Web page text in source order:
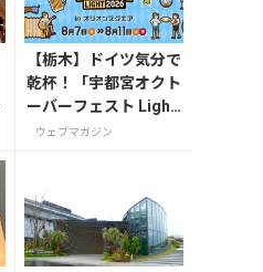
【栃木】ドイツ気分で
乾杯！「宇都宮オクト
ーバーフェスト Light
2026」が8月7日から
ウェブマガジン